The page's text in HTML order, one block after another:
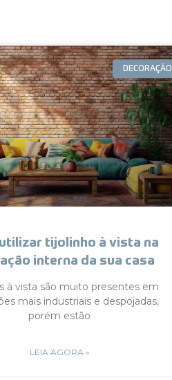
DECORAÇÃO
tijolinho à vista na
interna da sua casa
à vista são muito presentes em
mais industriais e despojadas,
porém estão
LEIA AGORA »